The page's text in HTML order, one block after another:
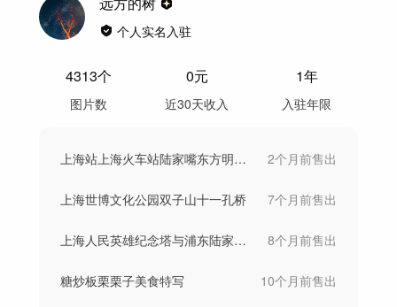
个人实名入驻
4313个
图片数
0元
近30天收入
1年
入驻年限
上海站上海火车站陆家嘴东方明珠高铁站动车 2个月前售出
上海世博文化公园双子山十一孔桥 7个月前售出
上海人民英雄纪念塔与浦东陆家嘴航拍傍晚 8个月前售出
糖炒板栗栗子美食特写 10个月前售出